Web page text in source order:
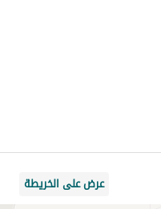
عرض على الخريطة